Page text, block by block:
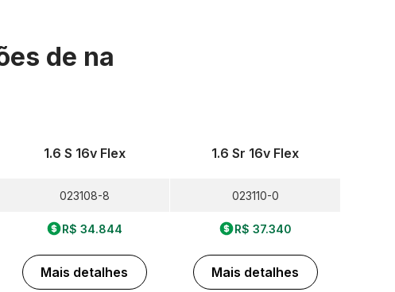
de na
1.6 S 16v Flex
023108-8
R$ 34.844
Mais detalhes
1.6 Sr 16v Flex
023110-0
R$ 37.340
Mais detalhes